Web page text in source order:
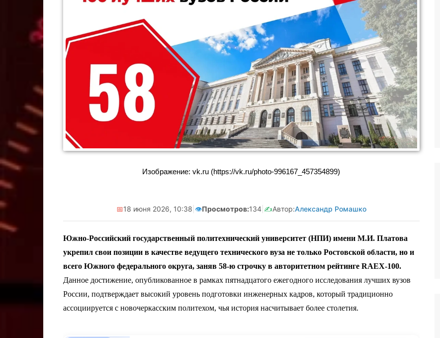
Изображение: vk.ru (https://vk.ru/photo-996167_457354899)
📅18 июня 2026, 10:38 👁️Просмотров:134| ✍️Автор:Александр Ромашко
Южно-Российский государственный политехнический университет (НПИ) имени М.И. Платова
укрепил свои позиции в качестве ведущего технического вуза не только Ростовской области, но и
всего Южного федерального округа, заняв 58-ю строчку в авторитетном рейтинге RAEX-100.
Данное достижение, опубликованное в рамках пятнадцатого ежегодного исследования лучших вузов
России, подтверждает высокий уровень подготовки инженерных кадров, который традиционно
ассоциируется с новочеркасским политехом, чья история насчитывает более столетия.
Реклама. Самозанятая Салмашова
А.А. ИНН:610207641003
erid:2Vtzqv8Q5qk
Реклама. Самозанятая Салмашова
А.А. ИНН:610207641003
erid:2Vtzqv8Q5qk